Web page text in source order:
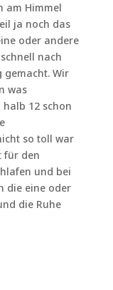
am Himmel
ja noch das
oder andere
nach
gemacht. Wir
was
12 schon
so toll war
für den
und bei
die eine oder
die Ruhe